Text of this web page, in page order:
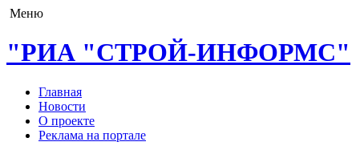
Меню
"РИА "СТРОЙ-ИНФОРМС"
Главная
Новости
О проекте
Реклама на портале